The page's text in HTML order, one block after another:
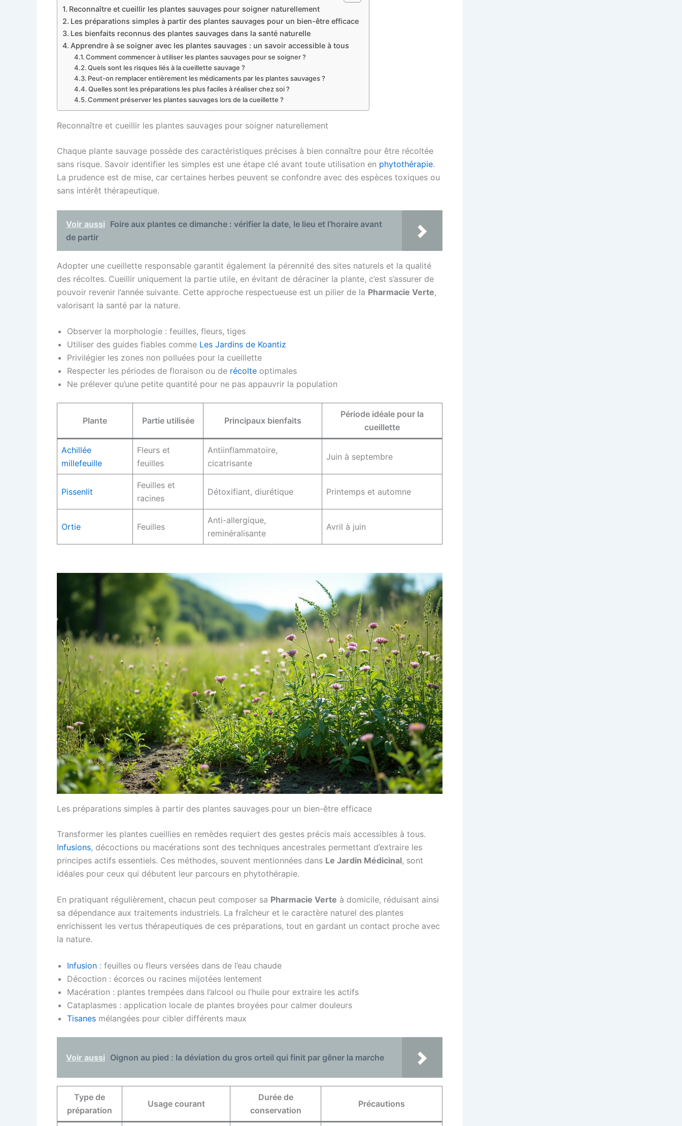
Reconnaître et cueillir les plantes sauvages pour soigner naturellement
Les préparations simples à partir des plantes sauvages pour un bien-être efficace
Les bienfaits reconnus des plantes sauvages dans la santé naturelle
Apprendre à se soigner avec les plantes sauvages : un savoir accessible à tous
Comment commencer à utiliser les plantes sauvages pour se soigner ?
Quels sont les risques liés à la cueillette sauvage ?
Peut-on remplacer entièrement les médicaments par les plantes sauvages ?
Quelles sont les préparations les plus faciles à réaliser chez soi ?
Comment préserver les plantes sauvages lors de la cueillette ?
Reconnaître et cueillir les plantes sauvages pour soigner naturellement
Chaque plante sauvage possède des caractéristiques précises à bien connaître pour être récoltée
sans risque. Savoir identifier les simples est une étape clé avant toute utilisation en phytothérapie.
La prudence est de mise, car certaines herbes peuvent se confondre avec des espèces toxiques ou
sans intérêt thérapeutique.
Voir aussi Foire aux plantes ce dimanche : vérifier la date, le lieu et l’horaire avant
de partir
Adopter une cueillette responsable garantit également la pérennité des sites naturels et la qualité
des récoltes. Cueillir uniquement la partie utile, en évitant de déraciner la plante, c’est s’assurer de
pouvoir revenir l’année suivante. Cette approche respectueuse est un pilier de la Pharmacie Verte,
valorisant la santé par la nature.
Observer la morphologie : feuilles, fleurs, tiges
Utiliser des guides fiables comme Les Jardins de Koantiz
Privilégier les zones non polluées pour la cueillette
Respecter les périodes de floraison ou de récolte optimales
Ne prélever qu’une petite quantité pour ne pas appauvrir la population
Plante Partie utilisée Principaux bienfaits
Période idéale pour la
cueillette
Achillée
millefeuille
Fleurs et
feuilles
Antiinflammatoire,
cicatrisante
Juin à septembre
Pissenlit
Feuilles et
racines
Détoxifiant, diurétique Printemps et automne
Ortie Feuilles
Anti-allergique,
reminéralisante
Avril à juin
Les préparations simples à partir des plantes sauvages pour un bien-être efficace
Transformer les plantes cueillies en remèdes requiert des gestes précis mais accessibles à tous.
Infusions, décoctions ou macérations sont des techniques ancestrales permettant d’extraire les
principes actifs essentiels. Ces méthodes, souvent mentionnées dans Le Jardin Médicinal, sont
idéales pour ceux qui débutent leur parcours en phytothérapie.
En pratiquant régulièrement, chacun peut composer sa Pharmacie Verte à domicile, réduisant ainsi
sa dépendance aux traitements industriels. La fraîcheur et le caractère naturel des plantes
enrichissent les vertus thérapeutiques de ces préparations, tout en gardant un contact proche avec
la nature.
Infusion : feuilles ou fleurs versées dans de l’eau chaude
Décoction : écorces ou racines mijotées lentement
Macération : plantes trempées dans l’alcool ou l’huile pour extraire les actifs
Cataplasmes : application locale de plantes broyées pour calmer douleurs
Tisanes mélangées pour cibler différents maux
Voir aussi Oignon au pied : la déviation du gros orteil qui finit par gêner la marche
Type de
préparation
Usage courant
Durée de
conservation
Précautions